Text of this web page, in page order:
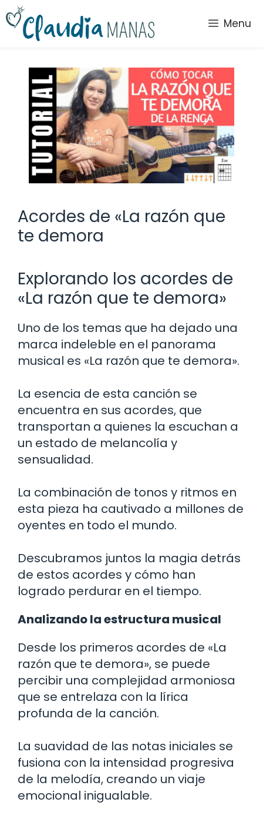
Saltar
al
contenido
Menu
Acordes de «La razón que
te demora
Explorando los acordes de
«La razón que te demora»
Uno de los temas que ha dejado una
marca indeleble en el panorama
musical es «La razón que te demora».
La esencia de esta canción se
encuentra en sus acordes, que
transportan a quienes la escuchan a
un estado de melancolía y
sensualidad.
La combinación de tonos y ritmos en
esta pieza ha cautivado a millones de
oyentes en todo el mundo.
Descubramos juntos la magia detrás
de estos acordes y cómo han
logrado perdurar en el tiempo.
Analizando la estructura musical
Desde los primeros acordes de «La
razón que te demora», se puede
percibir una complejidad armoniosa
que se entrelaza con la lírica
profunda de la canción.
La suavidad de las notas iniciales se
fusiona con la intensidad progresiva
de la melodía, creando un viaje
emocional inigualable.